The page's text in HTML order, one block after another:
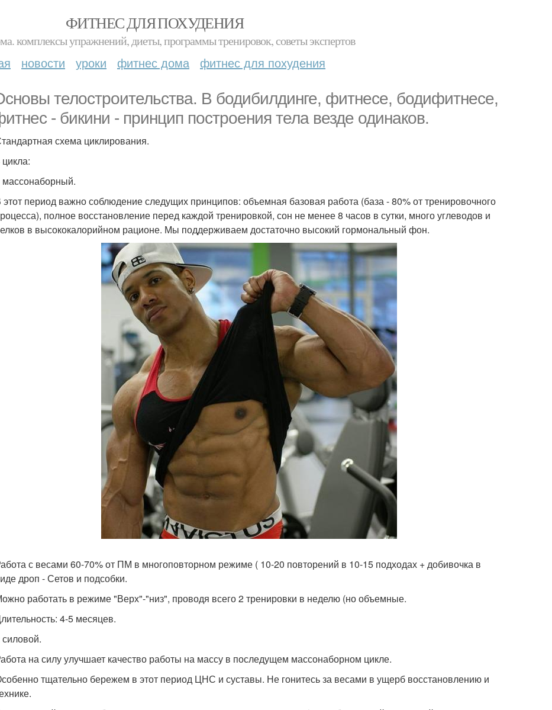
ФИТНЕС ДЛЯ ПОХУДЕНИЯ
комплексы упражнений, диеты, программы тренировок, советы экспертов
новости уроки фитнес дома фитнес для похудения
телостроительства. В бодибилдинге, фитнесе, бодифитнесе,
- бикини - принцип построения тела везде одинаков.
схема циклирования.
массонаборный.
этот период важно соблюдение следущих принципов: объемная базовая работа (база - 80% от тренировочного
полное восстановление перед каждой тренировкой, сон не менее 8 часов в сутки, много углеводов и
в высококалорийном рационе. Мы поддерживаем достаточно высокий гормональный фон.
с весами 60-70% от ПМ в многоповторном режиме ( 10-20 повторений в 10-15 подходах + добивочка в
дроп - Сетов и подсобки.
работать в режиме "Верх"-"низ", проводя всего 2 тренировки в неделю (но объемные.
4-5 месяцев.
силовой.
на силу улучшает качество работы на массу в последущем массонаборном цикле.
тщательно бережем в этот период ЦНС и суставы. Не гонитесь за весами в ущерб восстановлению и